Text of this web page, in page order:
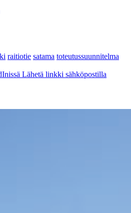
raitiotie satama toteutussuunnitelma
Lähetä linkki sähköpostilla